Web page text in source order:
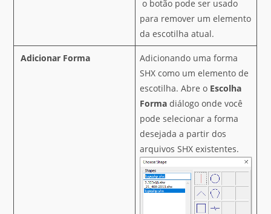
o botão pode ser usado
para remover um elemento
da escotilha atual.
Adicionar Forma
Adicionando uma forma
SHX como um elemento de
escotilha. Abre o Escolha
Forma diálogo onde você
pode selecionar a forma
desejada a partir dos
arquivos SHX existentes.